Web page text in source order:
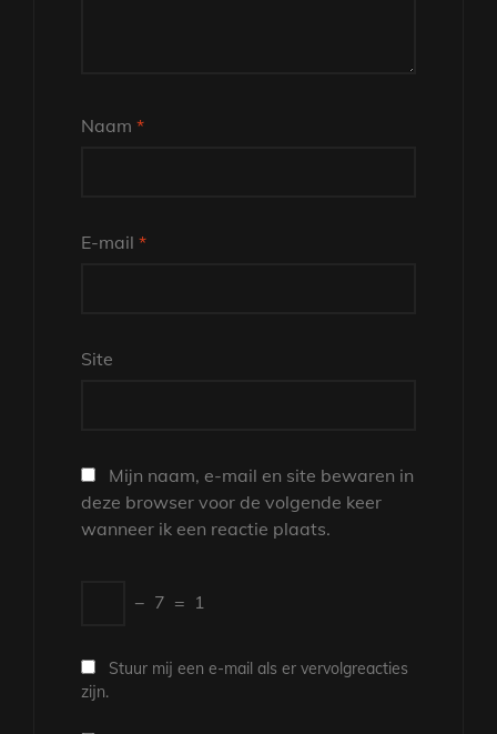
Naam *
E-mail *
Site
Mijn naam, e-mail en site bewaren in
deze browser voor de volgende keer
wanneer ik een reactie plaats.
− 7 = 1
Stuur mij een e-mail als er vervolgreacties
zijn.